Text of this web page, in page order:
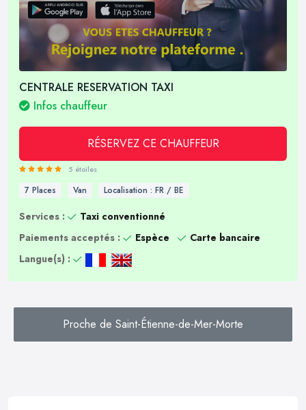
CENTRALE RESERVATION TAXI
Infos chauffeur
RÉSERVEZ CE CHAUFFEUR
5 étoiles
7 Places Van Localisation : FR / BE
Services :
Taxi conventionné
Paiements acceptés :
Espèce
Carte bancaire
Langue(s) :
Proche de Saint-Étienne-de-Mer-Morte